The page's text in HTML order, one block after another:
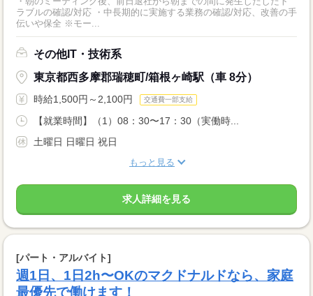
ラブルの確認/対応 ・中長期的に実施する業務の確認/対応、改善の手
伝いや保全 ※モー...
その他IT・技術系
東京都西多摩郡瑞穂町/箱根ヶ崎駅（車 8分）
時給1,500円～2,100円 交通費一部支給
【就業時間】（1）08：30〜17：30（実働時...
土曜日 日曜日 祝日
もっと見る
求人詳細を見る
[パート・アルバイト]
週1日、1日2h〜OKのマクドナルドなら、家庭
最優先で働けます！